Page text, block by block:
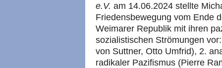
e.V. am 14.06.2024 stellte
Friedensbewegung vom Ende
Weimarer Republik mit ihren
sozialistischen Strömungen
von Suttner, Otto Umfrid), 2.
radikaler Pazifismus (Pierre